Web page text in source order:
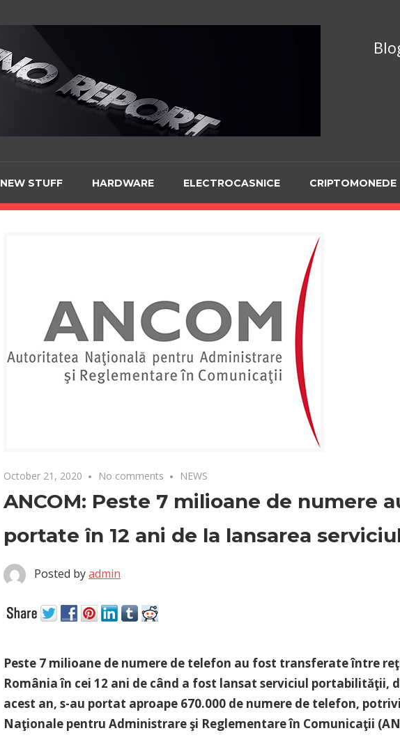
NEW STUFF HARDWARE ELECTROCASNICE CRIPTOMONEDE
October 21, 2020 No comments NEWS
ANCOM: Peste 7 milioane de numere
portate în 12 ani de la lansarea
Posted byadmin
Peste 7 milioane de numere de telefon au fost transferate între
România în cei 12 ani de când a fost lansat serviciul portabilităţii,
acest an, s-au portat aproape 670.000 de numere de telefon,
Naţionale pentru Administrare şi Reglementare în Comunicaţii